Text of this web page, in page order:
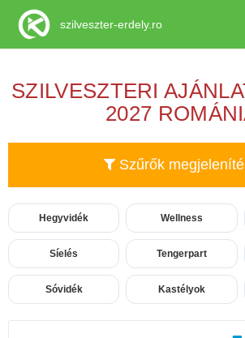
SZILVESZTERI
2027
Szűrők
Hegyvidék Wellness
Síelés Tengerpart
Sóvidék Kastélyok
szilveszter-erdely.ro